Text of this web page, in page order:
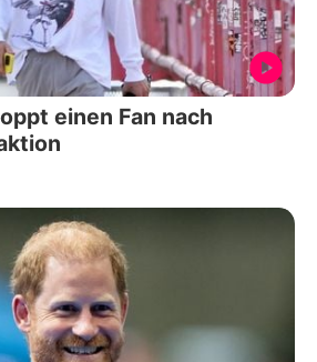
einen Fan nach